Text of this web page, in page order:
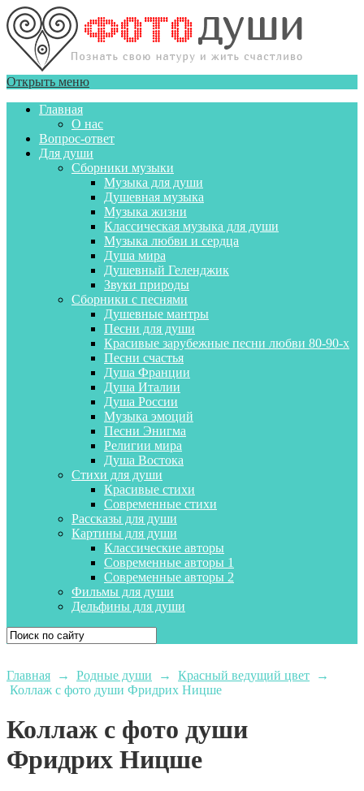
Открыть меню
Главная
О нас
Вопрос-ответ
Для души
Сборники музыки
Музыка для души
Душевная музыка
Музыка жизни
Классическая музыка для души
Музыка любви и сердца
Душа мира
Душевный Геленджик
Звуки природы
Сборники с песнями
Душевные мантры
Песни для души
Красивые зарубежные песни любви 80-90-х
Песни счастья
Душа Франции
Душа Италии
Душа России
Музыка эмоций
Песни Энигма
Религии мира
Душа Востока
Стихи для души
Красивые стихи
Современные стихи
Рассказы для души
Картины для души
Классические авторы
Современные авторы 1
Современные авторы 2
Фильмы для души
Дельфины для души
Главная → Родные души → Красный ведущий цвет →
Коллаж с фото души Фридрих Ницше
Коллаж с фото души
Фридрих Ницше